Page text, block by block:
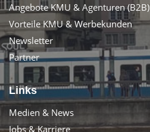
Angebote KMU & Agenturen (B2B)
Vorteile KMU & Werbekunden
Newsletter
Partner
Links
Medien & News
Jobs & Karriere